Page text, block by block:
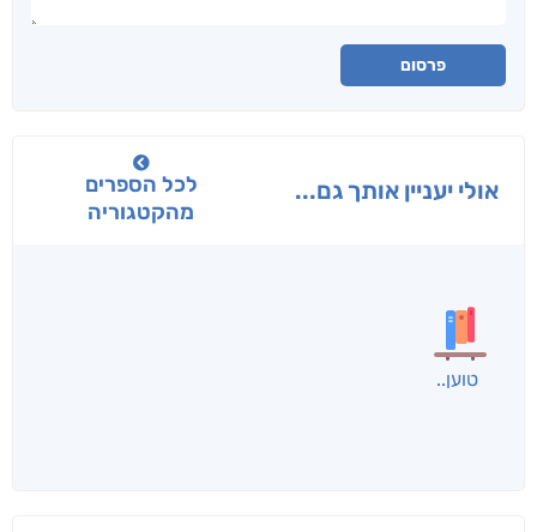
פרסום
אולי יעניין אותך גם...
לכל הספרים
מהקטגוריה